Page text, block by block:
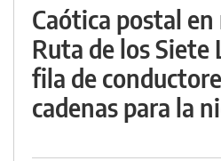
Caótica postal en
Ruta de los Siete
fila de
cadenas para la